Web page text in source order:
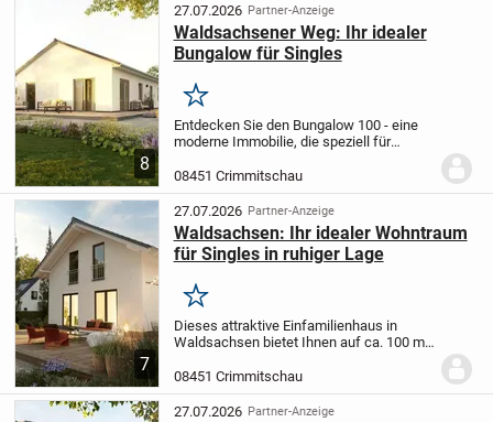
für Gestaltung. Ideal für...
8
27.07.2026 Partner-Anzeige
Waldsachsener Weg: Ihr idealer
Bungalow für Singles
Merken
Entdecken Sie den Bungalow 100 - eine
moderne Immobilie, die speziell für
und flexibler Raumaufteilung bietet dieses
Haus optimalen Wohnkomfort. Der
offene...
08451 Crimmitschau
7
27.07.2026 Partner-Anzeige
Waldsachsen: Ihr idealer Wohntraum
für Singles in ruhiger Lage
Merken
Dieses attraktive Einfamilienhaus in
Waldsachsen bietet Ihnen auf ca. 100 m²
Lichtdurchflutete Räume und eine
optimale Aufteilung schaffen ein
harmonisches Wohnerlebni...
08451 Crimmitschau
27.07.2026 Partner-Anzeige